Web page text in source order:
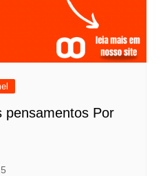
pensamentos Por